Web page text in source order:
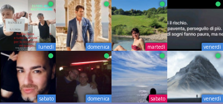
lunedì domenica martedì venerdì
sabato domenica sabato venerdì